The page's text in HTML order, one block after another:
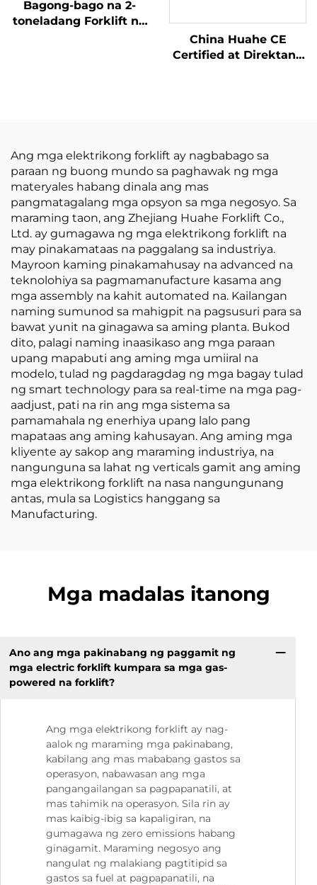
Bagong-bago na 2-
toneladang Forklift na
China Huahe CE
Certified at Direktang
Ang mga elektrikong forklift ay nagbabago sa
paraan ng buong mundo sa paghawak ng mga
materyales habang dinala ang mas
pangmatagalang mga opsyon sa mga negosyo. Sa
maraming taon, ang Zhejiang Huahe Forklift Co.,
Ltd. ay gumagawa ng mga elektrikong forklift na
may pinakamataas na paggalang sa industriya.
Mayroon kaming pinakamahusay na advanced na
teknolohiya sa pagmamanufacture kasama ang
mga assembly na kahit automated na. Kailangan
naming sumunod sa mahigpit na pagsusuri para sa
bawat yunit na ginagawa sa aming planta. Bukod
dito, palagi naming inaasikaso ang mga paraan
upang mapabuti ang aming mga umiiral na
modelo, tulad ng pagdaragdag ng mga bagay tulad
ng smart technology para sa real-time na mga pag-
aadjust, pati na rin ang mga sistema sa
pamamahala ng enerhiya upang lalo pang
mapataas ang aming kahusayan. Ang aming mga
kliyente ay sakop ang maraming industriya, na
nangunguna sa lahat ng verticals gamit ang aming
mga elektrikong forklift na nasa nangungunang
antas, mula sa Logistics hanggang sa
Manufacturing.
Mga madalas itanong
Ano ang mga pakinabang ng paggamit ng
mga electric forklift kumpara sa mga gas-
powered na forklift?
Ang mga elektrikong forklift ay nag-
aalok ng maraming mga pakinabang,
kabilang ang mas mababang gastos sa
operasyon, nabawasan ang mga
pangangailangan sa pagpapanatili, at
mas tahimik na operasyon. Sila rin ay
mas kaibig-ibig sa kapaligiran, na
gumagawa ng zero emissions habang
ginagamit. Maraming negosyo ang
nangulat ng malakiang pagtitipid sa
gastos sa fuel at pagpapanatili, na